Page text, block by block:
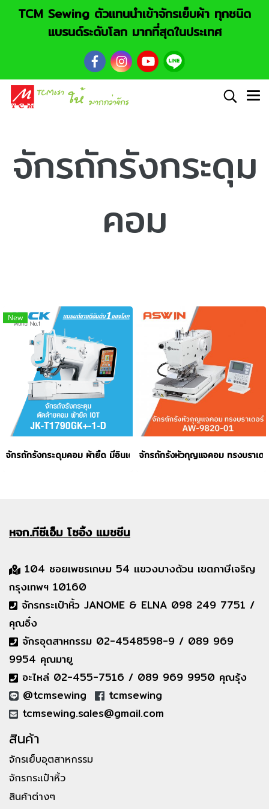
TCM Sewing ตัวแทนนำเข้าจักรเย็บผ้า ทุกชนิด
แบรนด์ระดับโลก มากที่สุดในประเทศ
จักรถักรังกระดุม
คอม
New
จักรถักรังกระดุมคอม ผ้ายืด มีอินเตอร์เน็ต JACK รุ่น JK-T1790GK+-
จักรถักรังหัวกุญแจคอม ทรงบราเ
หจก.ทีซีเอ็มโซอิ้ง แมชชีน
104 ซอยเพชรเกษม 54 แขวงบางด้วน เขตภาษีเจริญ
กรุงเทพฯ 10160
จักรกระเป๋าหิ้ว JANOME & ELNA 098 249 7751 /
คุณอิ๋ง
จักรอุตสาหกรรม 02-4548598-9 / 089 969
9954 คุณมายู
อะไหล่ 02-455-7516 / 089 969 9950 คุณรุ้ง
@tcmsewing
tcmsewing
tcmsewing.sales@gmail.com
สินค้า
จักรเย็บอุตสาหกรรม
จักรกระเป๋าหิ้ว
สินค้าต่างๆ